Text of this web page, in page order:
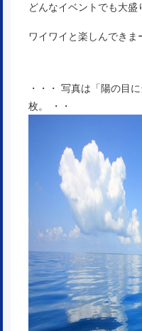
どんなイベントでも大盛
ワイワイと楽しんできま
・・・ 写真は「陽の目
枚。 ・・